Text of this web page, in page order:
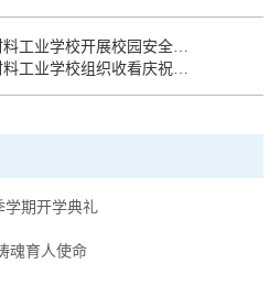
上一篇：陕西省建筑材料工业学校开展校园安全隐患大
上一篇：陕西省建筑材料工业学校组织收看庆祝中国共
学期开学典礼
魂育人使命